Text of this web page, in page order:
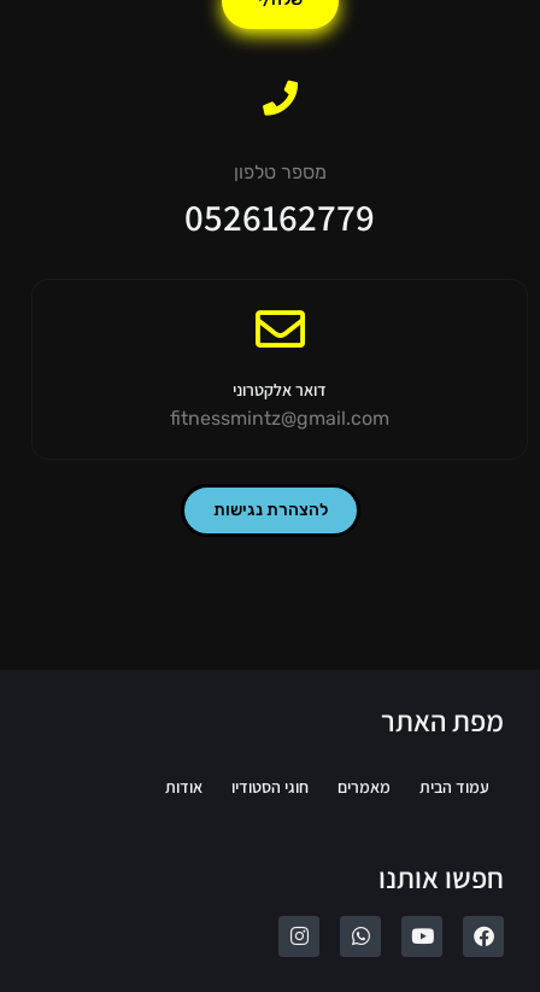
מספר טלפון
0526162779
דואר אלקטרוני
fitnessmintz@gmail.com
להצהרת נגישות
מפת האתר
עמוד הבית מאמרים חוגי הסטודיו אודות
חפשו אותנו